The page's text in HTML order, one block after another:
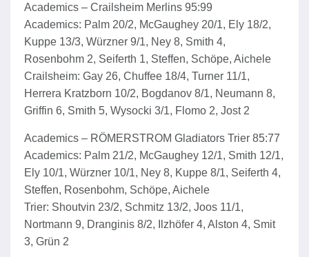
Academics – Crailsheim Merlins 95:99
Academics: Palm 20/2, McGaughey 20/1, Ely 18/2,
Kuppe 13/3, Würzner 9/1, Ney 8, Smith 4,
Rosenbohm 2, Seiferth 1, Steffen, Schöpe, Aichele
Crailsheim: Gay 26, Chuffee 18/4, Turner 11/1,
Herrera Kratzborn 10/2, Bogdanov 8/1, Neumann 8,
Griffin 6, Smith 5, Wysocki 3/1, Flomo 2, Jost 2
Academics – RÖMERSTROM Gladiators Trier 85:77
Academics: Palm 21/2, McGaughey 12/1, Smith 12/1,
Ely 10/1, Würzner 10/1, Ney 8, Kuppe 8/1, Seiferth 4,
Steffen, Rosenbohm, Schöpe, Aichele
Trier: Shoutvin 23/2, Schmitz 13/2, Joos 11/1,
Nortmann 9, Dranginis 8/2, Ilzhöfer 4, Alston 4, Smit
3, Grün 2